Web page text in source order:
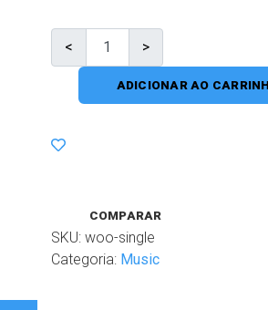
ADICIONAR AO
COMPARAR
SKU: woo-single
Categoria: Music